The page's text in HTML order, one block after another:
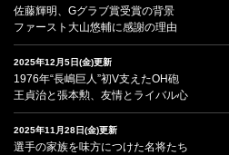
佐藤輝明、Gグラブ賞受賞の背景
ファースト大山悠輔に感謝の理由
2025年12月5日(金)更新
1976年“長嶋巨人”初V支えたOH砲
王貞治と張本勲、友情とライバル心
2025年11月28日(金)更新
選手の家族を味方につけた名将たち